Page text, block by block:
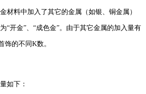
材料中加入了其它的金属（如银、铜金属）
“开金”、“成色金”。由于其它金属的加入量有
饰的不同K数。
如下：